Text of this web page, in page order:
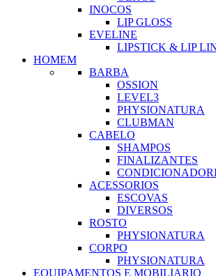
INOCOS
LIP GLOSS
EVELINE
LIPSTICK & LIP
HOMEM
BARBA
OSSION
LEVEL3
PHYSIONATURA
CLUBMAN
CABELO
SHAMPOS
FINALIZANTES
ACESSORIOS
ESCOVAS
DIVERSOS
ROSTO
PHYSIONATURA
CORPO
PHYSIONATURA
EQUIPAMENTOS E MOBILIARIO